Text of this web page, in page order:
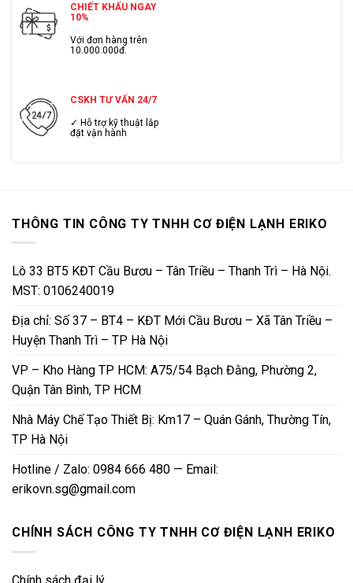
CHIẾT KHẤU NGAY
10%
Với đơn hàng trên
10.000.000đ.
CSKH TƯ VẤN 24/7
✓ Hỗ trợ kỹ thuật lắp
đặt vận hành
THÔNG TIN CÔNG TY TNHH CƠ ĐIỆN LẠNH ERIKO
Lô 33 BT5 KĐT Cầu Bươu – Tân Triều – Thanh Trì – Hà Nội.
MST: 0106240019
Địa chỉ: Số 37 – BT4 – KĐT Mới Cầu Bươu – Xã Tân Triều –
Huyện Thanh Trì – TP Hà Nội
VP – Kho Hàng TP HCM: A75/54 Bạch Đằng, Phường 2,
Quận Tân Bình, TP HCM
Nhà Máy Chế Tạo Thiết Bị: Km17 – Quán Gánh, Thường Tín,
TP Hà Nội
Hotline / Zalo: 0984 666 480 — Email:
erikovn.sg@gmail.com
CHÍNH SÁCH CÔNG TY TNHH CƠ ĐIỆN LẠNH ERIKO
Chính sách đại lý